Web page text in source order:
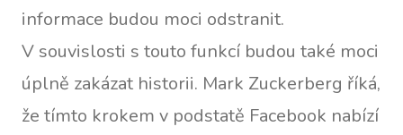
informace budou moci odstranit.
V souvislosti s touto funkcí budou také moci
úplně zakázat historii. Mark Zuckerberg říká,
že tímto krokem v podstatě Facebook nabízí